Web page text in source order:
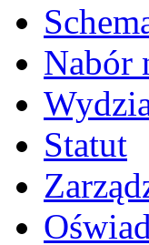
Nabór
Statut